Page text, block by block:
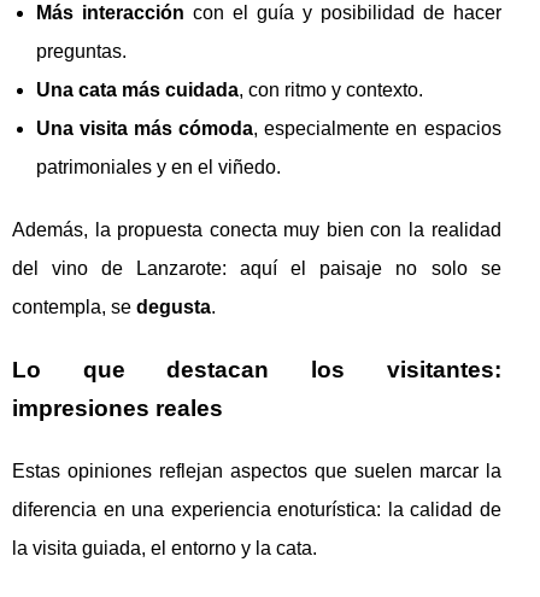
Más interacción con el guía y posibilidad de hacer
preguntas.
Una cata más cuidada, con ritmo y contexto.
Una visita más cómoda, especialmente en espacios
patrimoniales y en el viñedo.
Además, la propuesta conecta muy bien con la realidad
del vino de Lanzarote: aquí el paisaje no solo se
contempla, se degusta.
Lo que destacan los visitantes:
impresiones reales
Estas opiniones reflejan aspectos que suelen marcar la
diferencia en una experiencia enoturística: la calidad de
la visita guiada, el entorno y la cata.